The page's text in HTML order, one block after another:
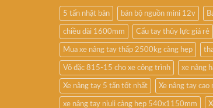
5 tấn nhật bản bán bộ nguồn mini 12v
chiều dài 1600mm Cẩu tay thủy lực giá rẻ
Mua xe nâng tay thấp 2500kg càng hẹp
Vỏ đặc 815-15 cho xe công trình xe nâng
Xe nâng tay 5 tấn tốt nhất Xe nâng tay cao
xe nâng tay niuli càng hẹp 540x1150mm